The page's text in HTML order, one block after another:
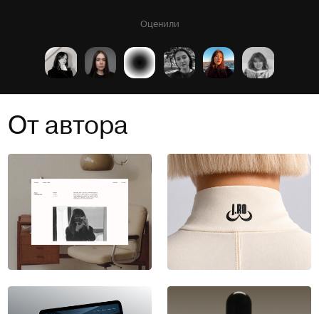
Оценили
От автора